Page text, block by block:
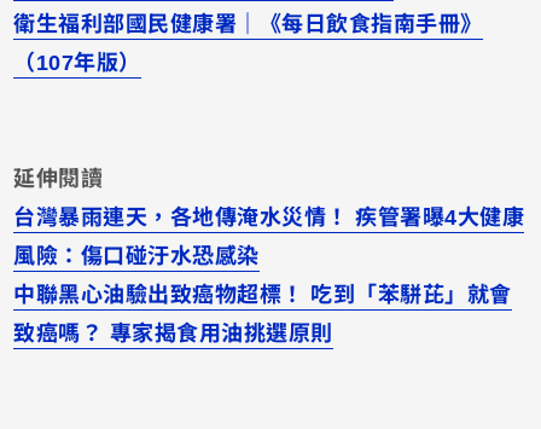
衛生福利部國民健康署｜《每日飲食指南手冊》
（107年版）
延伸閱讀
台灣暴雨連天，各地傳淹水災情！ 疾管署曝4大健康
風險：傷口碰汙水恐感染
中聯黑心油驗出致癌物超標！ 吃到「苯駢芘」就會
致癌嗎？ 專家揭食用油挑選原則